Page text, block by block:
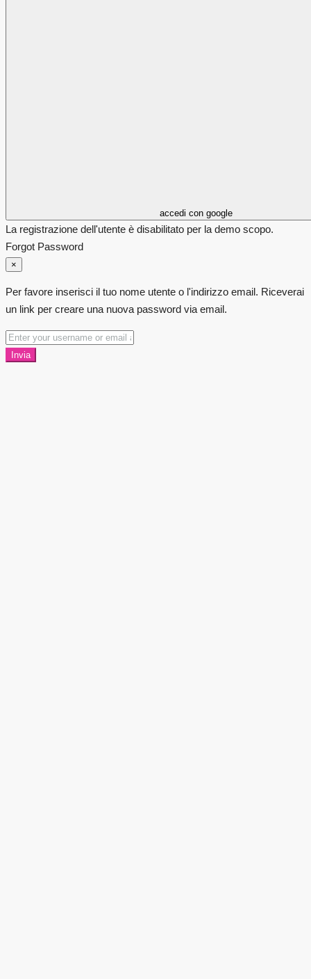
accedi con google
La registrazione dell'utente è disabilitato per la demo scopo.
Forgot Password
×
Per favore inserisci il tuo nome utente o l'indirizzo email. Riceverai
un link per creare una nuova password via email.
Invia